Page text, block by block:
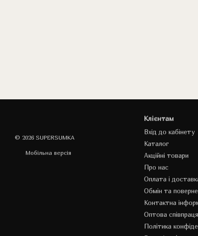
© 2026 SUPERSUMKA
Мобільна версія
Клієнтам
Вхід до кабінету
Каталог
Акційні товари
Про нас
Оплата і
Обмін та
Контактна
Оптова співпраця
Політика